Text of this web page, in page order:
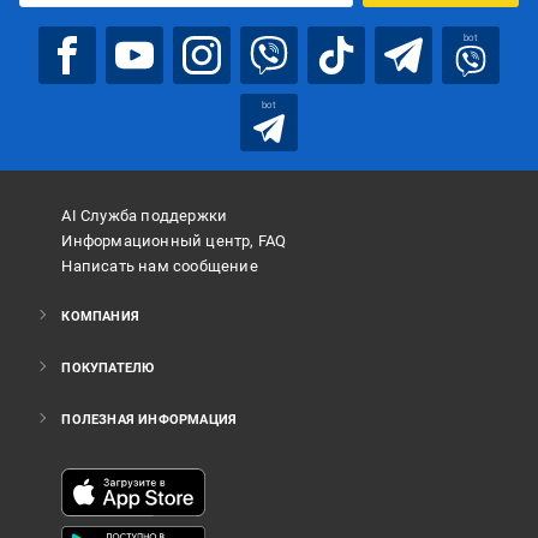
bot
bot
AI Служба поддержки
Информационный центр, FAQ
Написать нам сообщение
КОМПАНИЯ
ПОКУПАТЕЛЮ
ПОЛЕЗНАЯ ИНФОРМАЦИЯ